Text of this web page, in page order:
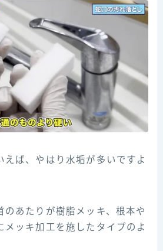
えば、やはり水垢が多いですよ
のあたりが樹脂メッキ、根本や
メッキ加工を施したタイプのよ